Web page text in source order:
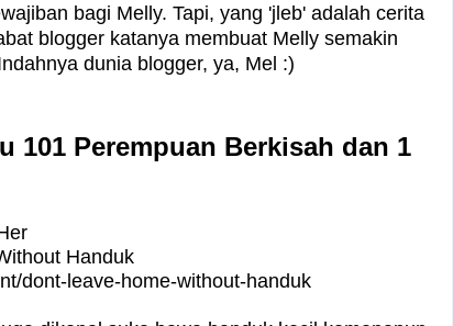
bagi Melly. Tapi, yang 'jleb' adalah cerita
blogger katanya membuat Melly semakin
dunia blogger, ya, Mel :)
101 Perempuan Berkisah dan 1
Handuk
dont-leave-home-without-handuk